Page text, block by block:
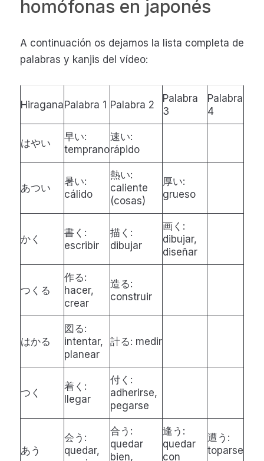
homófonas en japonés
A continuación os dejamos la lista completa de
palabras y kanjis del vídeo:
Hiragana Palabra 1 Palabra 2
Palabra
3
Palabra
4
はやい
早い:
temprano
速い:
rápido
あつい
暑い:
cálido
熱い:
caliente
(cosas)
厚い:
grueso
かく
書く:
escribir
描く:
dibujar
画く:
dibujar,
diseñar
つくる
作る:
hacer,
crear
造る:
construir
はかる
図る:
intentar,
planear
計る: medir
つく
着く:
llegar
付く:
adherirse,
pegarse
あう
会う:
quedar,
合う:
quedar
bien,
逢う:
quedar
con
遭う:
toparse